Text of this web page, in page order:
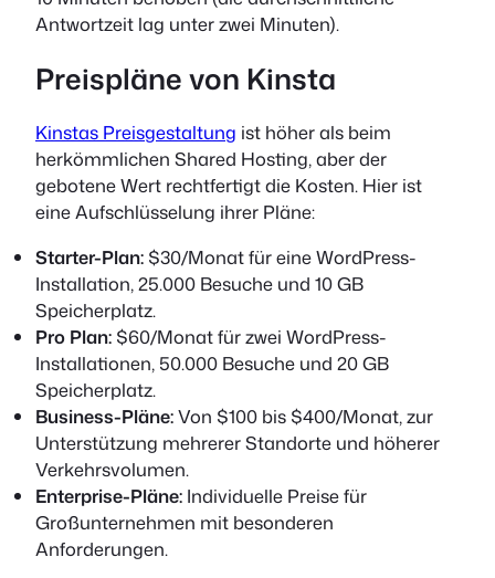
Antwortzeit lag unter zwei Minuten).
Preispläne von Kinsta
Kinstas Preisgestaltung ist höher als beim
herkömmlichen Shared Hosting, aber der
gebotene Wert rechtfertigt die Kosten. Hier ist
eine Aufschlüsselung ihrer Pläne:
Starter-Plan: $30/Monat für eine WordPress-
Installation, 25.000 Besuche und 10 GB
Speicherplatz.
Pro Plan: $60/Monat für zwei WordPress-
Installationen, 50.000 Besuche und 20 GB
Speicherplatz.
Business-Pläne:Von $100 bis $400/Monat, zur
Unterstützung mehrerer Standorte und höherer
Verkehrsvolumen.
Enterprise-Pläne: Individuelle Preise für
Großunternehmen mit besonderen
Anforderungen.